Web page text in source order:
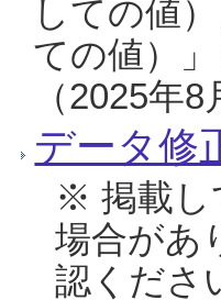
しての値
ての値）
（2025年8
データ修
※ 掲載し
場合があ
認くださ